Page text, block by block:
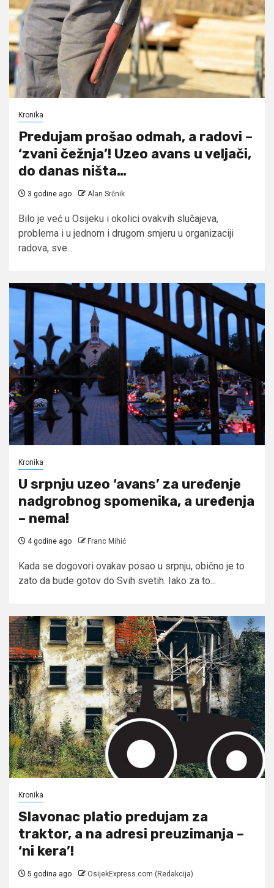
Kronika
Predujam prošao odmah, a radovi –
‘zvani čežnja’! Uzeo avans u veljači,
do danas ništa…
3 godine ago Alan Srčnik
Bilo je već u Osijeku i okolici ovakvih slučajeva,
problema i u jednom i drugom smjeru u organizaciji
radova, sve...
Kronika
U srpnju uzeo ‘avans’ za uređenje
nadgrobnog spomenika, a uređenja
– nema!
4 godine ago Franc Mihić
Kada se dogovori ovakav posao u srpnju, obično je to
zato da bude gotov do Svih svetih. Iako za to...
Kronika
Slavonac platio predujam za
traktor, a na adresi preuzimanja –
‘ni kera’!
5 godina ago OsijekExpress.com (Redakcija)